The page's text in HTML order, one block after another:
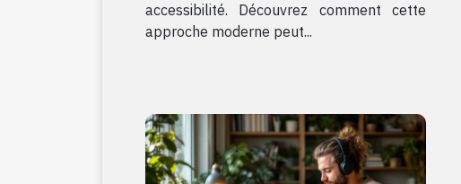
accessibilité. Découvrez comment cette
approche moderne peut...